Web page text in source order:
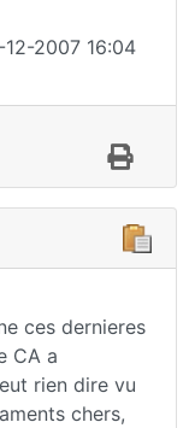
2007 16:04
ces dernieres
CA a
rien dire vu
chers,